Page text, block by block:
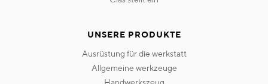
UNSERE PRODUKTE
ausrüstung für die werkstatt
allgemeine werkzeuge